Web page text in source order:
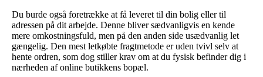
Du burde også foretrække at få leveret til din bolig eller til
adressen på dit arbejde. Denne bliver sædvanligvis en kende
mere omkostningsfuld, men på den anden side usædvanlig let
gængelig. Den mest letkøbte fragtmetode er uden tvivl selv at
hente ordren, som dog stiller krav om at du fysisk befinder dig i
nærheden af online butikkens bopæl.